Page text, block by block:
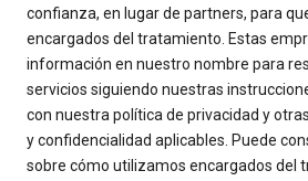
confianza, en lugar de partners, para
encargados del tratamiento. Estas
información en nuestro nombre para
servicios siguiendo nuestras
con nuestra política de privacidad y
y confidencialidad aplicables. Puede
sobre cómo utilizamos encargados del